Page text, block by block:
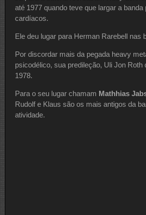
até 1977 quando teve que largar a banda
cardíacos.
Ele deu lugar para Herman Rarebell nas
Por discordar mais da pegada heavy
psicodélico, sua predileção, Uli Jon Roth
1978.
Para o seu lugar chamam Mathhias
Rudolf e Klaus são os mais antigos da
atividade.